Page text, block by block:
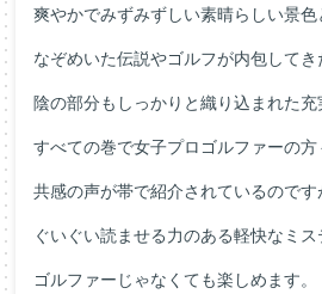
爽やかでみずみずしい素晴らしい景色
なぞめいた伝説やゴルフが内包して
陰の部分もしっかりと織り込まれた
すべての巻で女子プロゴルファーの方
共感の声が帯で紹介されているのです
ぐいぐい読ませる力のある軽快なミス
ゴルファーじゃなくても楽しめます。